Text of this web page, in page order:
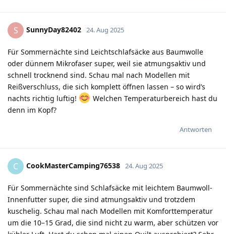
S SunnyDay82402 24. Aug 2025
Für Sommernächte sind Leichtschlafsäcke aus Baumwolle
oder dünnem Mikrofaser super, weil sie atmungsaktiv und
schnell trocknend sind. Schau mal nach Modellen mit
Reißverschluss, die sich komplett öffnen lassen – so wird’s
nachts richtig luftig!
Welchen Temperaturbereich hast du
denn im Kopf?
Antworten
C CookMasterCamping76538 24. Aug 2025
Für Sommernächte sind Schlafsäcke mit leichtem Baumwoll-
Innenfutter super, die sind atmungsaktiv und trotzdem
kuschelig. Schau mal nach Modellen mit Komforttemperatur
um die 10–15 Grad, die sind nicht zu warm, aber schützen vor